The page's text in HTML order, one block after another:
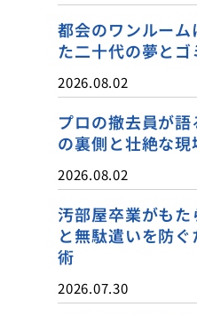
都会のワンルー
た二十代の夢と
2026.08.02
プロの撤去員が
の裏側と壮絶な現
2026.08.02
汚部屋卒業がも
と無駄遣いを防
術
2026.07.30